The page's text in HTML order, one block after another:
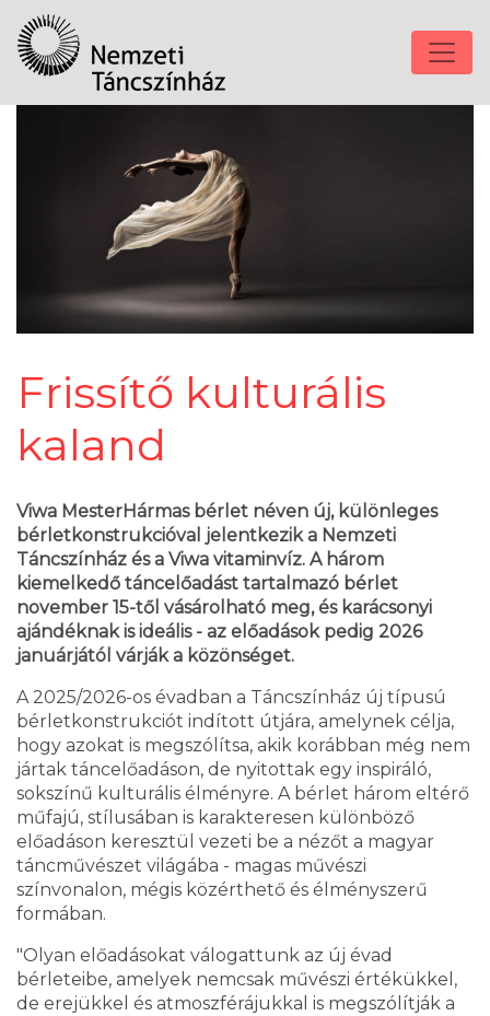
Frissítő kulturális
kaland
Viwa MesterHármas bérlet néven új, különleges
bérletkonstrukcióval jelentkezik a Nemzeti
Táncszínház és a Viwa vitaminvíz. A három
kiemelkedő táncelőadást tartalmazó bérlet
november 15-től vásárolható meg, és karácsonyi
ajándéknak is ideális - az előadások pedig 2026
januárjától várják a közönséget.
A 2025/2026-os évadban a Táncszínház új típusú
bérletkonstrukciót indított útjára, amelynek célja,
hogy azokat is megszólítsa, akik korábban még nem
jártak táncelőadáson, de nyitottak egy inspiráló,
sokszínű kulturális élményre. A bérlet három eltérő
műfajú, stílusában is karakteresen különböző
előadáson keresztül vezeti be a nézőt a magyar
táncművészet világába - magas művészi
színvonalon, mégis közérthető és élményszerű
formában.
"Olyan előadásokat válogattunk az új évad
bérleteibe, amelyek nemcsak művészi értékükkel,
de erejükkel és atmoszférájukkal is megszólítják a